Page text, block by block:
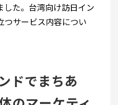
した。台湾向け訪日イン
つサービス内容につい
ドでまちあ